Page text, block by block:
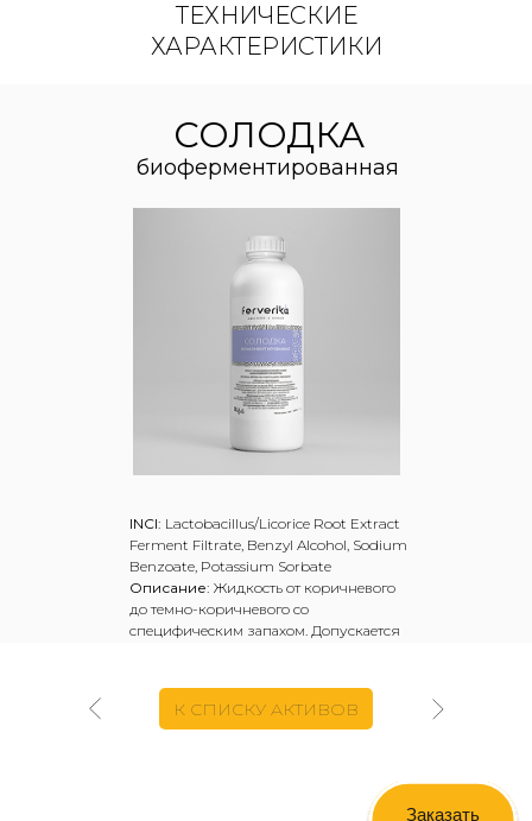
ТЕХНИЧЕСКИЕ
ХАРАКТЕРИСТИКИ
биоферментированная
INCI: Lactobacillus/Licorice Root Extract
Ferment Filtrate, Benzyl Alcohol, Sodium
Benzoate, Potassium Sorbate
Описание: Жидкость от коричневого
до темно-коричневого со
специфическим запахом. Допускается
Водородный показатель (рH)
- 4,0 - 5,5
Массовая доля глицирризиновой
СОЛОДКА
К СПИСКУ АКТИВОВ
Заказать